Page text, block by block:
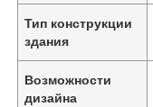
Тип конструкции
здания
Возможности
дизайна